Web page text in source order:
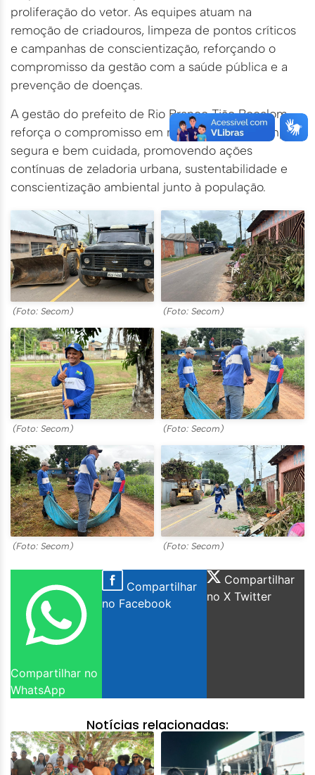
proliferação do vetor. As equipes atuam na
remoção de criadouros, limpeza de pontos críticos
e campanhas de conscientização, reforçando o
compromisso da gestão com a saúde pública e a
prevenção de doenças.
A gestão do prefeito de Rio Branco Tião Bocalom
reforça o compromisso em manter a cidade limpa,
segura e bem cuidada, promovendo ações
contínuas de zeladoria urbana, sustentabilidade e
conscientização ambiental junto à população.
(Foto: Secom) (Foto: Secom)
(Foto: Secom) (Foto: Secom)
(Foto: Secom) (Foto: Secom)
Compartilhar no
WhatsApp
Compartilhar
no Facebook
Compartilhar
no X Twitter
Notícias relacionadas: